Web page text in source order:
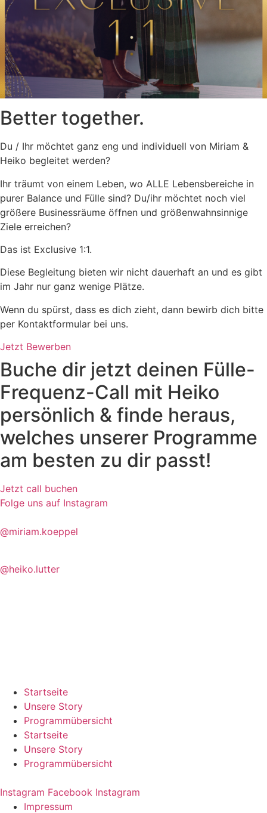
Better together.
Du / Ihr möchtet ganz eng und individuell von Miriam &
Heiko begleitet werden?
Ihr träumt von einem Leben, wo ALLE Lebensbereiche in
purer Balance und Fülle sind? Du/ihr möchtet noch viel
größere Businessräume öffnen und größenwahnsinnige
Ziele erreichen?
Das ist Exclusive 1:1.
Diese Begleitung bieten wir nicht dauerhaft an und es gibt
im Jahr nur ganz wenige Plätze.
Wenn du spürst, dass es dich zieht, dann bewirb dich bitte
per Kontaktformular bei uns.
Jetzt Bewerben
Buche dir jetzt deinen Fülle-
Frequenz-Call mit Heiko
persönlich & finde heraus,
welches unserer Programme
am besten zu dir passt!
Jetzt call buchen
Folge uns auf Instagram
@miriam.koeppel
@heiko.lutter
Startseite
Unsere Story
Programmübersicht
Startseite
Unsere Story
Programmübersicht
Instagram Facebook Instagram
Impressum